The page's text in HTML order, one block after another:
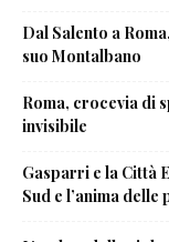
Dal Salento a
suo Montalbano
Roma, crocevia di
invisibile
Gasparri e la Città
Sud e l’anima delle